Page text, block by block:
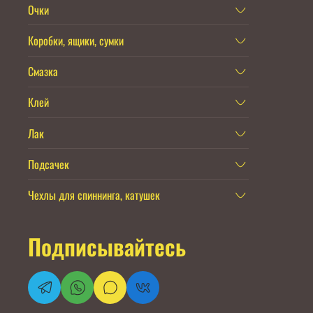
Очки
Коробки, ящики, сумки
Смазка
Клей
Лак
Подсачек
Чехлы для спиннинга, катушек
Подписывайтесь